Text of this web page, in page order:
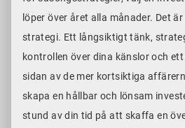
löper över året alla månader. Det
strategi. Ett långsiktigt tänk,
kontrollen över dina känslor och
sidan av de mer kortsiktiga
skapa en hållbar och lönsam
stund av din tid på att skaffa en